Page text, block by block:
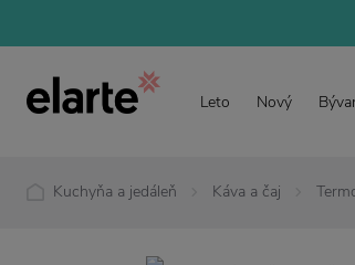
Leto Nový
Kuchyňa a jedáleň Káva a čaj